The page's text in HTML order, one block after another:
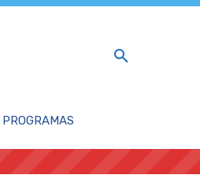
PROGRAMAS